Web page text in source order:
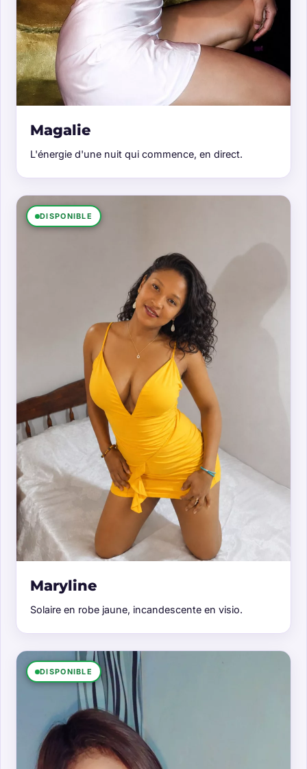
Magalie
L'énergie d'une nuit qui commence, en direct.
DISPONIBLE
Maryline
Solaire en robe jaune, incandescente en visio.
DISPONIBLE